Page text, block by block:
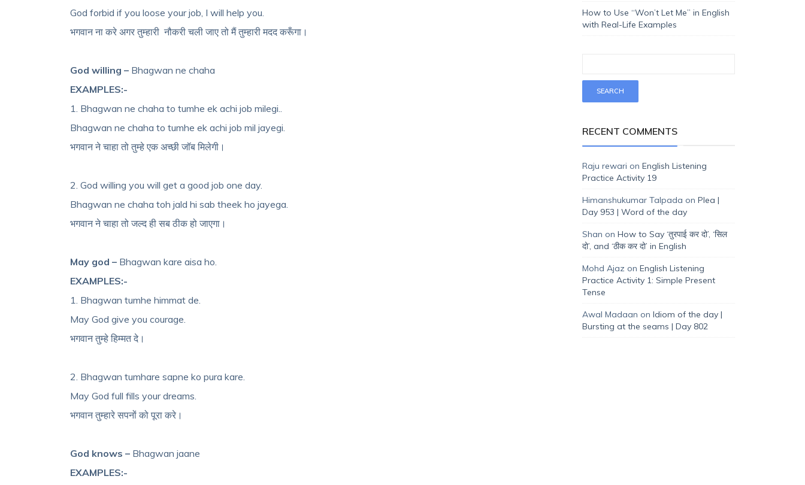
God forbid if you loose your job, I will help you.
भगवान ना करे अगर तुम्हारी नौकरी चली जाए तो मैं तुम्हारी मदद करूँगा।
God willing – Bhagwan ne chaha
EXAMPLES:-
1. Bhagwan ne chaha to tumhe ek achi job milegi..
Bhagwan ne chaha to tumhe ek achi job mil jayegi.
भगवान ने चाहा तो तुम्हे एक अच्छी जॉब मिलेगी।
2. God willing you will get a good job one day.
Bhagwan ne chaha toh jald hi sab theek ho jayega.
भगवान ने चाहा तो जल्द ही सब ठीक हो जाएगा।
May god – Bhagwan kare aisa ho.
EXAMPLES:-
1. Bhagwan tumhe himmat de.
May God give you courage.
भगवान तुम्हे हिम्मत दे।
2. Bhagwan tumhare sapne ko pura kare.
May God full fills your dreams.
भगवान तुम्हारे सपनों को पूरा करे।
God knows – Bhagwan jaane
EXAMPLES:-
How to Use “Won’t Let Me” in English
with Real-Life Examples
RECENT COMMENTS
Raju rewari on English Listening
Practice Activity 19
Himanshukumar Talpada on Plea |
Day 953 | Word of the day
Shan on How to Say ‘तुरपाई कर दो’, ‘सिल
दो’, and ‘ठीक कर दो’ in English
Mohd Ajaz on English Listening
Practice Activity 1: Simple Present
Tense
Awal Madaan on Idiom of the day |
Bursting at the seams | Day 802